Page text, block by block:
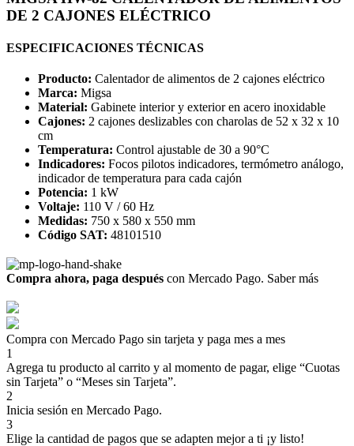
$30,580.00.$23,656.00.
DE 2 CAJONES ELÉCTRICO
ESPECIFICACIONES TÉCNICAS
Producto: Calentador de alimentos de 2 cajones eléctrico
Marca: Migsa
Material: Gabinete interior y exterior en acero inoxidable
Cajones: 2 cajones deslizables con charolas de 52 x 32 x 10
cm
Temperatura: Control ajustable de 30 a 90°C
Indicadores: Focos pilotos indicadores, termómetro análogo,
indicador de temperatura para cada cajón
Potencia: 1 kW
Voltaje: 110 V / 60 Hz
Medidas: 750 x 580 x 550 mm
Código SAT: 48101510
Compra ahora, paga después con Mercado Pago. Saber más
Compra con Mercado Pago sin tarjeta y paga mes a mes
1
Agrega tu producto al carrito y al momento de pagar, elige “Cuotas
sin Tarjeta” o “Meses sin Tarjeta”.
2
Inicia sesión en Mercado Pago.
3
Elige la cantidad de pagos que se adapten mejor a ti ¡y listo!